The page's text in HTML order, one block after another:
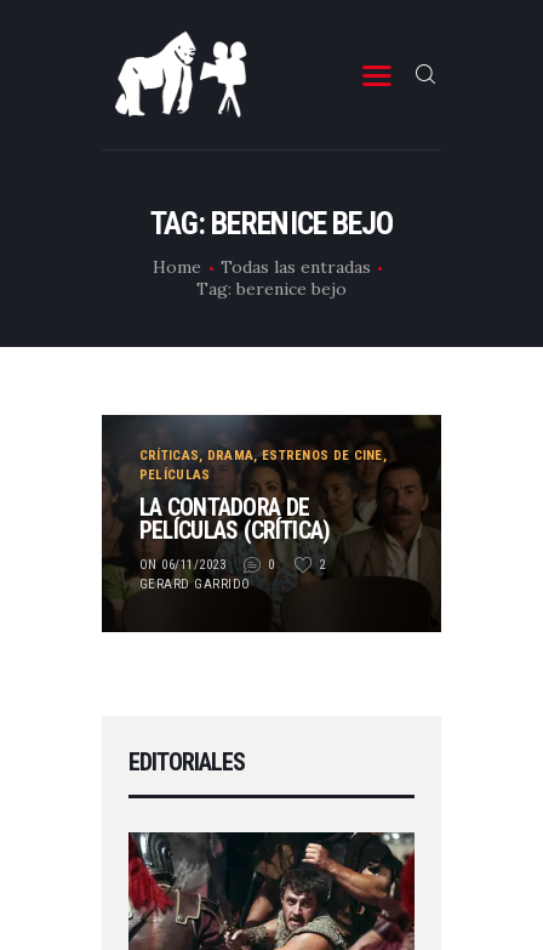
TAG: BERENICE BEJO
Home
Todas las entradas
Tag: berenice bejo
ESTRENOS DE TELEVISIÓN
CRÍTICAS
ARTÍCULOS
ESPECIALES
EDITORIALES
EQUIPO DE BBK
TÉRMINOS Y CONDICIONES
CRÍTICAS, DRAMA,ESTRENOS DE CINE,
PELÍCULAS
LA CONTADORA DE
PELÍCULAS (CRÍTICA)
ON 06/11/2023 0
2
GERARD GARRIDO
EDITORIALES